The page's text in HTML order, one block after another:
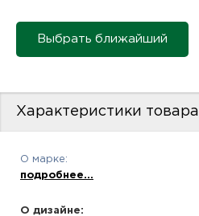
Выбрать ближайший
Характеристики товара
О марке:
подробнее...
О дизайне: